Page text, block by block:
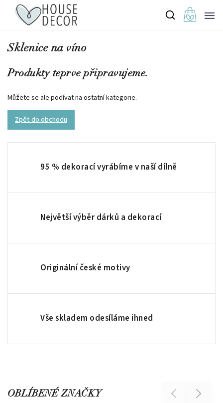
Sklenice na víno
Produkty teprve připravujeme.
Můžete se ale podívat na ostatní kategorie.
Zpět do obchodu
95 % dekorací vyrábíme v naší dílně
Největší výběr dárků a dekorací
Originální české motivy
Vše skladem odesíláme ihned
OBLÍBENÉ ZNAČKY Previous Next